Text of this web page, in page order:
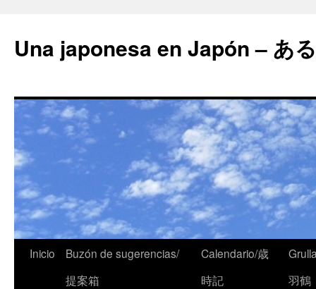
Una japonesa en Japón – あ
Inicio
Buzón de sugerencias/
提案箱
Calendario/歳
時記
羽鶴